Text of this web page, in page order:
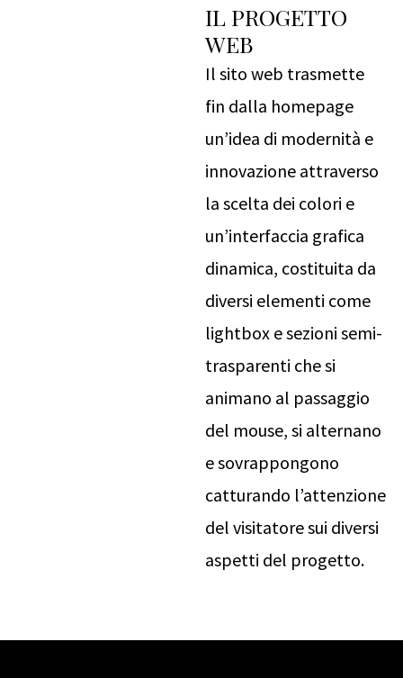
IL PROGETTO
WEB
Il sito web trasmette
fin dalla homepage
un’idea di modernità e
innovazione attraverso
la scelta dei colori e
un’interfaccia grafica
dinamica, costituita da
diversi elementi come
lightbox e sezioni semi-
trasparenti che si
animano al passaggio
del mouse, si alternano
e sovrappongono
catturando l’attenzione
del visitatore sui diversi
aspetti del progetto.